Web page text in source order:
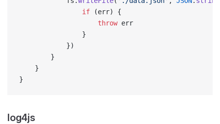
                if
(err) {
                    throw
err
                }
            })
        }
    }
}
log4js